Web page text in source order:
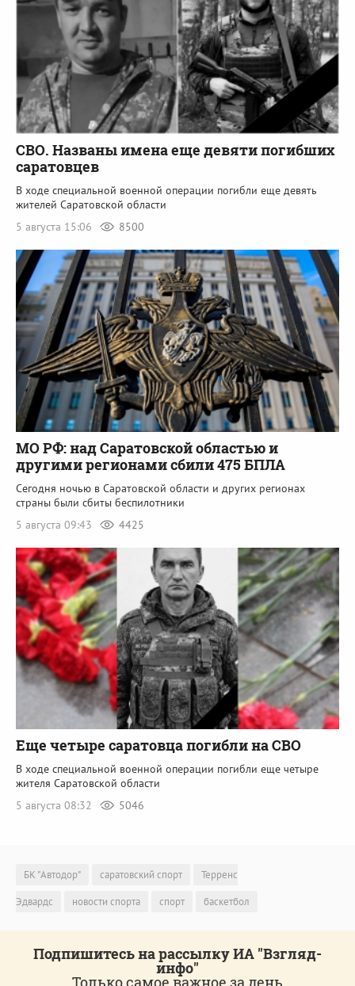
СВО. Названы имена еще девяти погибших
саратовцев
В ходе специальной военной операции погибли еще девять
жителей Саратовской области
5 августа 15:06
8500
МО РФ: над Саратовской областью и
другими регионами сбили 475 БПЛА
Сегодня ночью в Саратовской области и других регионах
страны были сбиты беспилотники
5 августа 09:43
4425
Еще четыре саратовца погибли на СВО
В ходе специальной военной операции погибли еще четыре
жителя Саратовской области
5 августа 08:32
5046
БК "Автодор" саратовский спорт
Терренс
Эдвардс
новости спорта спорт баскетбол
Подпишитесь на рассылку ИА "Взгляд-
инфо"
Только самое важное за день